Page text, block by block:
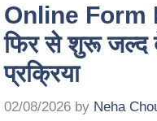
Online Form
फिर से शुरू जल्द
प्रक्रिया
02/08/2026 by Neha